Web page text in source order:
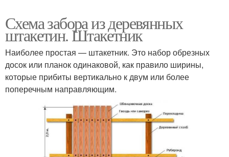
Схема забора из деревянных
штакетин. Штакетник
Наиболее простая — штакетник. Это набор обрезных
досок или планок одинаковой, как правило ширины,
которые прибиты вертикально к двум или более
поперечным направляющим.